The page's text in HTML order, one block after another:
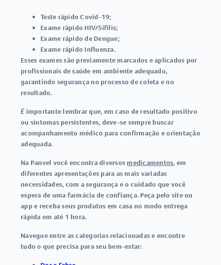
Teste rápido Covid-19;
Exame rápido HIV/Sífilis;
Exame rápido de Dengue;
Exame rápido Influenza.
Esses exames são previamente marcados e aplicados por
profissionais de saúde em ambiente adequado,
garantindo segurança no processo de coleta e no
resultado.
É importante lembrar que, em caso de resultado positivo
ou sintomas persistentes, deve-se sempre buscar
acompanhamento médico para confirmação e orientação
adequada.
Na Panvel você encontra diversos medicamentos, em
diferentes apresentações para as mais variadas
necessidades, com a segurança e o cuidado que você
espera de uma farmácia de confiança. Peça pelo site ou
app e receba seus produtos em casa no modo entrega
rápida em até 1 hora.
Navegue entre as categorias relacionadas e encontre
tudo o que precisa para seu bem-estar: